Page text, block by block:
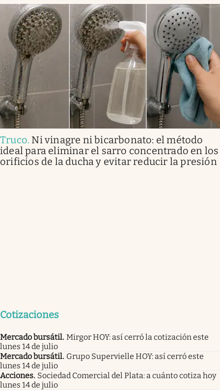
Truco. Ni vinagre ni bicarbonato: el método
ideal para eliminar el sarro concentrado en los
orificios de la ducha y evitar reducir la presión
Cotizaciones
Mercado bursátil. Mirgor HOY: así cerró la cotización este
lunes 14 de julio
Mercado bursátil. Grupo Supervielle HOY: así cerró este
lunes 14 de julio
Acciones. Sociedad Comercial del Plata: a cuánto cotiza hoy
lunes 14 de julio